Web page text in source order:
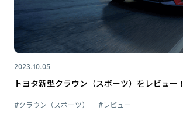
2023.10.05
トヨタ新型クラウン（スポーツ）をレビュー！
#クラウン（スポーツ） #レビュー